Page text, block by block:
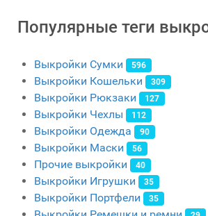
Популярные теги
Выкройки Сумки 596
Выкройки Кошельки 309
Выкройки Рюкзаки 127
Выкройки Чехлы 112
Выкройки Одежда 90
Выкройки Маски 56
Прочие выкройки 40
Выкройки Игрушки 35
Выкройки Портфели 35